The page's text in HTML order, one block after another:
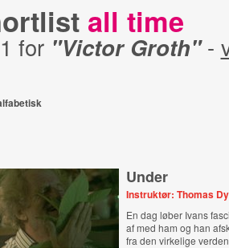
all time
for "Victor Groth"-
Under
Instruktør: Thomas
En dag løber Ivans
af med ham og han
fra den virkelige